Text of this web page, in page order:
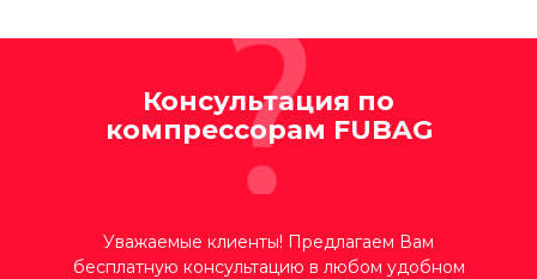
Консультация по
компрессорам FUBAG
Уважаемые клиенты! Предлагаем Вам
бесплатную консультацию в любом удобном